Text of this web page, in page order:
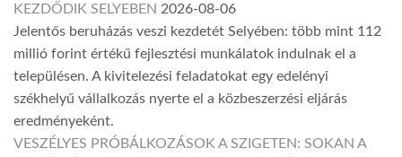
KEZDŐDIK SELYEBEN 2026-08-06
Jelentős beruházás veszi kezdetét Selyében: több mint 112
millió forint értékű fejlesztési munkálatok indulnak el a
településen. A kivitelezési feladatokat egy edelényi
székhelyű vállalkozás nyerte el a közbeszerzési eljárás
eredményeként.
VESZÉLYES PRÓBÁLKOZÁSOK A SZIGETEN: SOKAN A